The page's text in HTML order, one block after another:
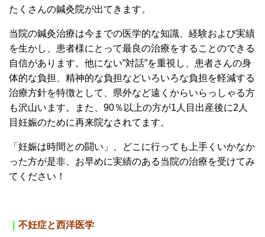
たくさんの鍼灸院が出てきます。
当院の鍼灸治療は今までの医学的な知識、経験および実績
を生かし、患者様にとって最良の治療をすることのできる
自信があります。他にない”対話”を重視し、患者さんの身
体的な負担、精神的な負担などいろいろな負担を軽減する
治療方針を特徴として、県外など遠くからいらっしゃる方
も沢山います。また、90％以上の方が1人目出産後に2人
目妊娠のために再来院なされてます。
「妊娠は時間との闘い」、どこに行っても上手くいかなか
った方が是非、お早めに実績のある当院の治療を受けてみ
てください！
不妊症と西洋医学